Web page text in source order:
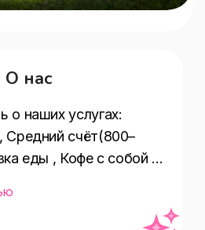
О нас
о наших услугах:
Средний счёт(800–
еды , Кофе с собой ,
Бизнес-ланч , Способ